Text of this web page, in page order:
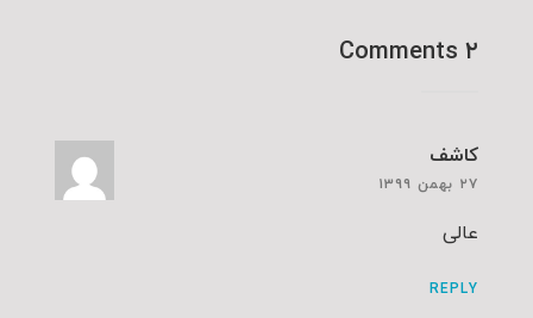
۲ Comments
کاشف
۲۷ بهمن ۱۳۹۹
عالی
REPLY